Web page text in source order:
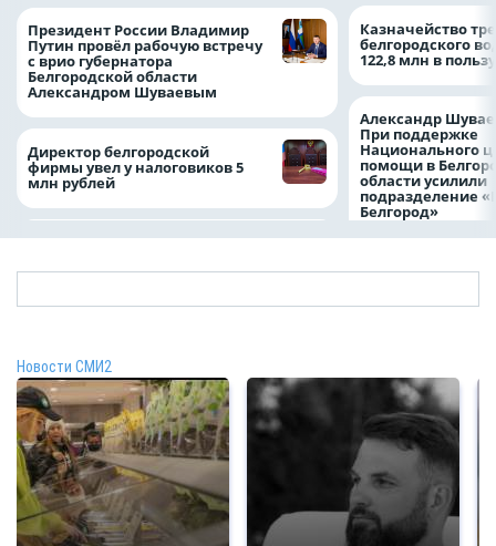
Президент России Владимир
Путин провёл рабочую встречу
с врио губернатора
Белгородской области
Александром Шуваевым
Директор белгородской
фирмы увел у налоговиков 5
млн рублей
Казначейство
белгородского
122,8 млн в
Александр
При поддержке
Национального
помощи в
области усилили
подразделение
Белгород»
Новости СМИ2